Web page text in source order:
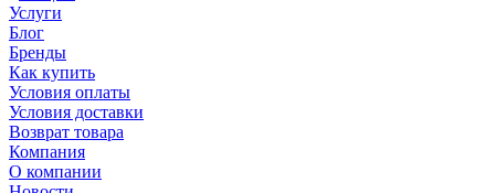
Услуги
Блог
Бренды
Как купить
Условия оплаты
Условия доставки
Возврат товара
Компания
О компании